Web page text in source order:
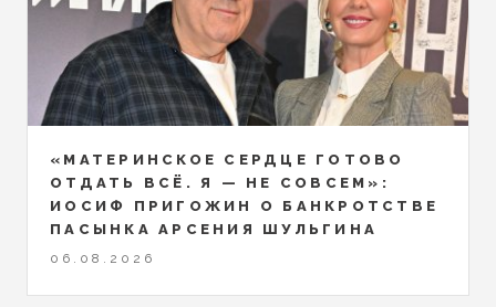
«МАТЕРИНСКОЕ СЕРДЦЕ ГОТОВО
ОТДАТЬ ВСЁ. Я — НЕ СОВСЕМ»:
ИОСИФ ПРИГОЖИН О БАНКРОТСТВЕ
ПАСЫНКА АРСЕНИЯ ШУЛЬГИНА
06.08.2026